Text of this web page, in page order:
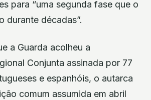
para “uma segunda fase que o
durante décadas”.
a Guarda acolheu a
Conjunta assinada por 77
e espanhóis, o autarca
comum assumida em abril